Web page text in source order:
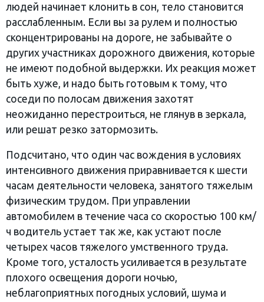
людей начинает клонить в сон, тело становится
расслабленным. Если вы за рулем и полностью
сконцентрированы на дороге, не забывайте о
других участниках дорожного движения, которые
не имеют подобной выдержки. Их реакция может
быть хуже, и надо быть готовым к тому, что
соседи по полосам движения захотят
неожиданно перестроиться, не глянув в зеркала,
или решат резко затормозить.
Подсчитано, что один час вождения в условиях
интенсивного движения приравнивается к шести
часам деятельности человека, занятого тяжелым
физическим трудом. При управлении
автомобилем в течение часа со скоростью 100 км/
ч водитель устает так же, как устают после
четырех часов тяжелого умственного труда.
Кроме того, усталость усиливается в результате
плохого освещения дороги ночью,
неблагоприятных погодных условий, шума и